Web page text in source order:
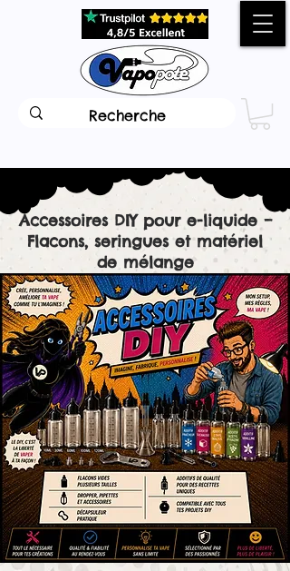
Accessoires DIY pour e-liquide –
Flacons, seringues et matériel
de mélange